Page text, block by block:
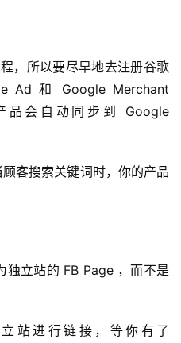
，所以要尽早地去注册谷歌
Ad 和 Google Merchant
品会自动同步到 Google
客搜索关键词时，你的产品
独立站的 FB Page ，而不是
站进行链接，等你有了